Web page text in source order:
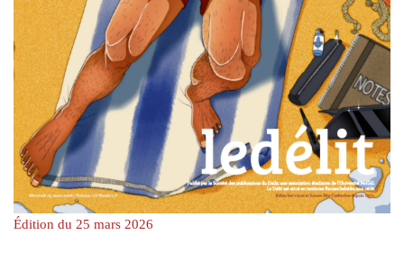
Édition du 25 mars 2026